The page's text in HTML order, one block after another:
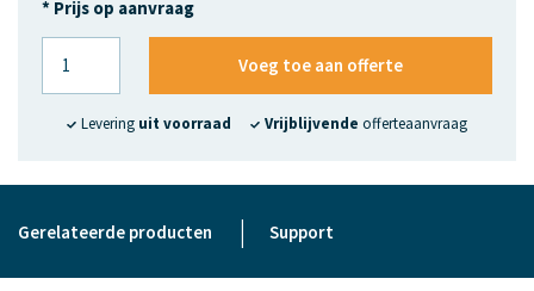
* Prijs op aanvraag
Voeg toe aan offerte
Levering uit voorraad Vrijblijvende offerteaanvraag
Gerelateerde producten | Support